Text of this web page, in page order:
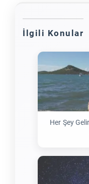
İlgili Konular
Her Şey